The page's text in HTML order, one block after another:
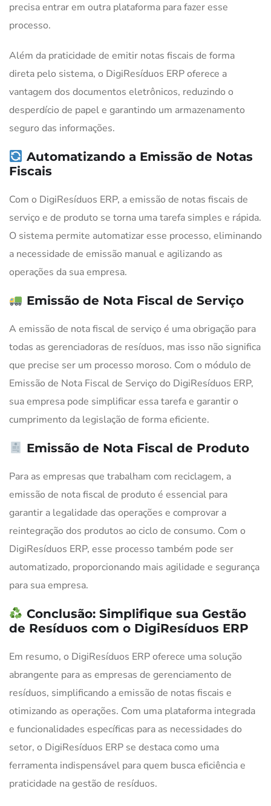
precisa entrar em outra plataforma para fazer esse
processo.
Além da praticidade de emitir notas fiscais de forma
direta pelo sistema, o DigiResíduos ERP oferece a
vantagem dos documentos eletrônicos, reduzindo o
desperdício de papel e garantindo um armazenamento
seguro das informações.
Automatizando a Emissão de Notas
Fiscais
Com o DigiResíduos ERP, a emissão de notas fiscais de
serviço e de produto se torna uma tarefa simples e rápida.
O sistema permite automatizar esse processo, eliminando
a necessidade de emissão manual e agilizando as
operações da sua empresa.
Emissão de Nota Fiscal de Serviço
A emissão de nota fiscal de serviço é uma obrigação para
todas as gerenciadoras de resíduos, mas isso não significa
que precise ser um processo moroso. Com o módulo de
Emissão de Nota Fiscal de Serviço do DigiResíduos ERP,
sua empresa pode simplificar essa tarefa e garantir o
cumprimento da legislação de forma eficiente.
Emissão de Nota Fiscal de Produto
Para as empresas que trabalham com reciclagem, a
emissão de nota fiscal de produto é essencial para
garantir a legalidade das operações e comprovar a
reintegração dos produtos ao ciclo de consumo. Com o
DigiResíduos ERP, esse processo também pode ser
automatizado, proporcionando mais agilidade e segurança
para sua empresa.
Conclusão: Simplifique sua Gestão
de Resíduos com o DigiResíduos ERP
Em resumo, o DigiResíduos ERP oferece uma solução
abrangente para as empresas de gerenciamento de
resíduos, simplificando a emissão de notas fiscais e
otimizando as operações. Com uma plataforma integrada
e funcionalidades específicas para as necessidades do
setor, o DigiResíduos ERP se destaca como uma
ferramenta indispensável para quem busca eficiência e
praticidade na gestão de resíduos.